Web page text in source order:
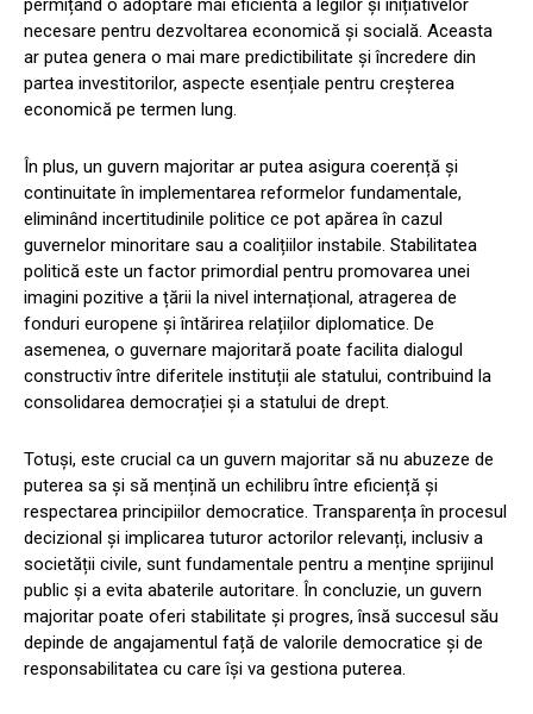
permițând o adoptare mai eficientă a legilor și inițiativelor
necesare pentru dezvoltarea economică și socială. Aceasta
ar putea genera o mai mare predictibilitate și încredere din
partea investitorilor, aspecte esențiale pentru creșterea
economică pe termen lung.
În plus, un guvern majoritar ar putea asigura coerență și
continuitate în implementarea reformelor fundamentale,
eliminând incertitudinile politice ce pot apărea în cazul
guvernelor minoritare sau a coalițiilor instabile. Stabilitatea
politică este un factor primordial pentru promovarea unei
imagini pozitive a țării la nivel internațional, atragerea de
fonduri europene și întărirea relațiilor diplomatice. De
asemenea, o guvernare majoritară poate facilita dialogul
constructiv între diferitele instituții ale statului, contribuind la
consolidarea democrației și a statului de drept.
Totuși, este crucial ca un guvern majoritar să nu abuzeze de
puterea sa și să mențină un echilibru între eficiență și
respectarea principiilor democratice. Transparența în procesul
decizional și implicarea tuturor actorilor relevanți, inclusiv a
societății civile, sunt fundamentale pentru a menține sprijinul
public și a evita abaterile autoritare. În concluzie, un guvern
majoritar poate oferi stabilitate și progres, însă succesul său
depinde de angajamentul față de valorile democratice și de
responsabilitatea cu care își va gestiona puterea.